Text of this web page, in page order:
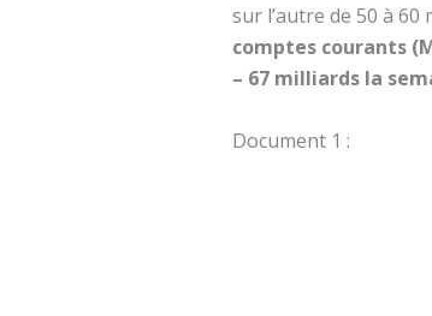
sur l’autre de 50 à
comptes courants
– 67 milliards la
Document 1 :